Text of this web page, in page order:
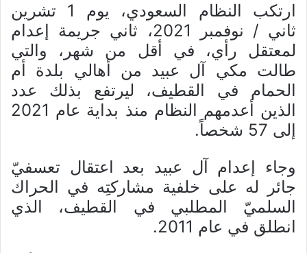
ارتكب النظام السعودي، يوم 1 تشرين
ثاني / نوفمبر 2021، ثاني جريمة إعدام
لمعتقل رأي، في أقل من شهر، والتي
طالت مكي آل عبيد من أهالي بلدة أم
الحمام في القطيف، ليرتفع بذلك عدد
الذين أعدمهم النظام منذ بداية عام 2021
إلى 57 شخصاً.
وجاء إعدام آل عبيد بعد اعتقال تعسفيّ
جائر له على خلفية مشاركتِه في الحراك
السلميّ المطلبي في القطيف، الذي
انطلق في عام 2011.